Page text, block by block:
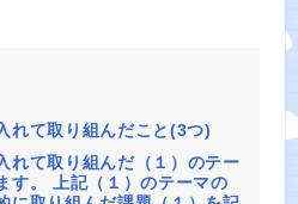
れて取り組んだこと(3つ)
れて取り組んだ（１）のテー
す。 上記（１）のテーマの